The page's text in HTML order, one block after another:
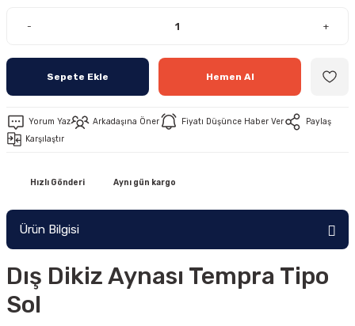
- +
Sepete Ekle Hemen Al
Yorum Yaz Arkadaşına Öner Fiyatı Düşünce Haber Ver
Paylaş
Karşılaştır
Hızlı Gönderi Aynı gün kargo
Ürün Bilgisi
Dış Dikiz Aynası Tempra Tipo
Sol